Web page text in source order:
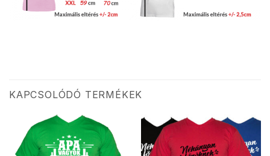
KAPCSOLÓDÓ TERMÉKEK